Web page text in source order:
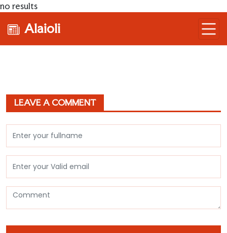
no results
Alaioli
LEAVE A COMMENT